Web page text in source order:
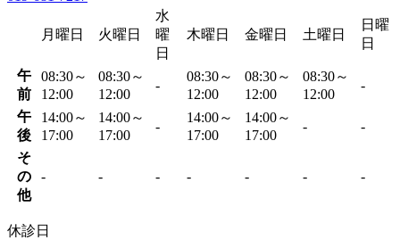
月曜日 火曜日
水
曜
日
木曜日 金曜日 土曜日
日曜
日
午
前
08:30～
12:00
08:30～
12:00
-
08:30～
12:00
08:30～
12:00
08:30～
12:00
-
午
後
14:00～
17:00
14:00～
17:00
-
14:00～
17:00
14:00～
17:00
- -
そ
の
他
- - - - - - -
休診日